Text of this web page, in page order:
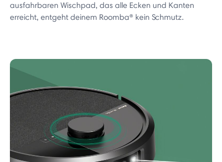
ausfahrbaren Wischpad, das alle Ecken und Kanten
erreicht, entgeht deinem Roomba® kein Schmutz.